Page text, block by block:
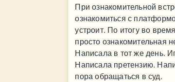
При ознакомительной
ознакомиться с
устроит. По итогу во
просто ознакомительная
Написала в тот же день.
Написала претензию.
пора обращаться в суд.